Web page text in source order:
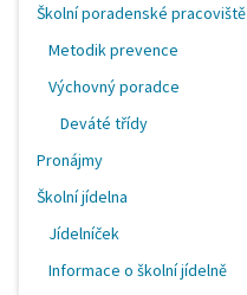
Školní poradenské pracoviště
Metodik prevence
Výchovný poradce
Deváté třídy
Pronájmy
Školní jídelna
Jídelníček
Informace o školní jídelně